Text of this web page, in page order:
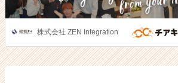
ン
タ
ビ
|